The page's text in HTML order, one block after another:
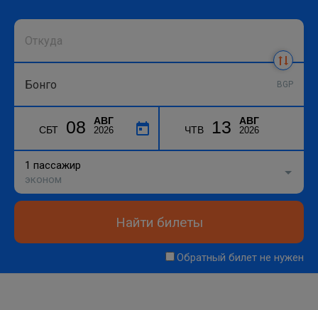
BGP
СБТ 08 АВГ
2026 ЧТВ 13 АВГ
2026
1 пассажир
эконом
Найти билеты
Обратный билет не нужен